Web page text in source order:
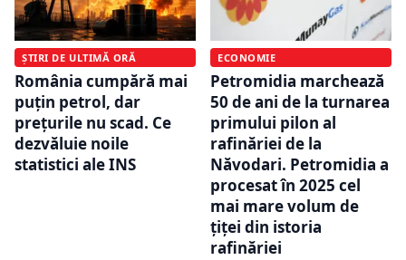
ȘTIRI DE ULTIMĂ ORĂ
România cumpără mai
puțin petrol, dar
prețurile nu scad. Ce
dezvăluie noile
statistici ale INS
ECONOMIE
Petromidia marchează
50 de ani de la turnarea
primului pilon al
rafinăriei de la
Năvodari. Petromidia a
procesat în 2025 cel
mai mare volum de
țiței din istoria
rafinăriei